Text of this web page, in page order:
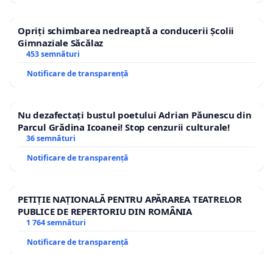
Opriți schimbarea nedreaptă a conducerii Școlii
Gimnaziale Săcălaz
453 semnături
Notificare de transparență
Nu dezafectați bustul poetului Adrian Păunescu din
Parcul Grădina Icoanei! Stop cenzurii culturale!
36 semnături
Notificare de transparență
PETIȚIE NAȚIONALĂ PENTRU APĂRAREA TEATRELOR
PUBLICE DE REPERTORIU DIN ROMÂNIA
1 764 semnături
Notificare de transparență